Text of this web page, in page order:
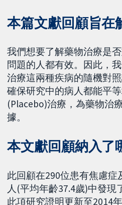
本篇文獻回顧旨在
我們想要了解藥物治療是
問題的人都有效。因此，
治療這兩種疾病的隨機對照
確保研究中的病人都能平
(Placebo)治療，為藥物治
據。
本文獻回顧納入了
此回顧在290位患有焦慮
人(平均年齡37.4歲)中發現
此項研究證明更新至2014